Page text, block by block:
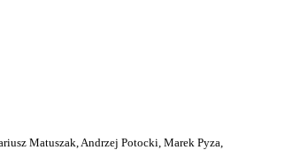
Matuszak, Andrzej Potocki, Marek Pyza,